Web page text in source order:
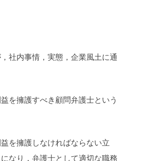
社内事情，実態，企業風土に通
を擁護すべき顧問弁護士という
を擁護しなければならない立
なり，弁護士として適切な職務